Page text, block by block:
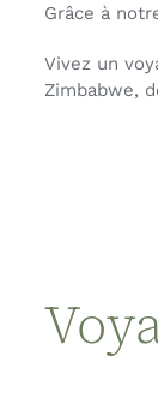
Grâce à
Vivez un
Zimbabwe,